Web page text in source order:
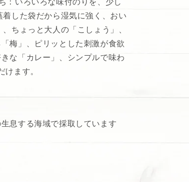
した袋だから湿気に強く、おい
ちょっと大人の「こしょう」、
梅」、ピリッとした刺激が食欲
な「カレー」、シンプルで味わ
ます。
息する海域で採取しています